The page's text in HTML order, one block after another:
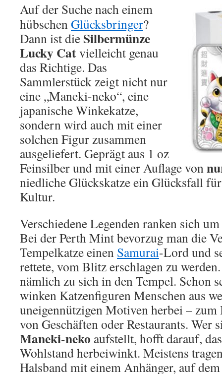
Auf der Suche nach einem
hübschenGlücksbringer?
Dann ist die Silbermünze
Lucky Catvielleicht genau
das Richtige. Das
Sammlerstück zeigt nicht nur
eine „Maneki-neko“, eine
japanische Winkekatze,
sondern wird auch mit einer
solchen Figur zusammen
ausgeliefert. Geprägt aus 1 oz
Feinsilber und mit einer Auflage von
niedliche Glückskatze ein Glücksfall
Kultur.
Verschiedene Legenden ranken sich
Bei der Perth Mint bevorzug man die
Tempelkatze einen Samurai-Lord und
rettete, vom Blitz erschlagen zu
nämlich zu sich in den Tempel. Schon
winken Katzenfiguren Menschen aus
uneigennützigen Motiven herbei –
von Geschäften oder Restaurants. Wer
Maneki-neko aufstellt, hofft darauf,
Wohlstand herbeiwinkt. Meistens
Halsband mit einem Anhänger, auf